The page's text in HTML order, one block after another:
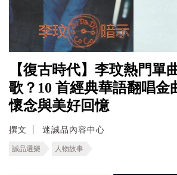
【復古時代】李玟熱門單
歌？10 首經典華語翻唱金
懷念與美好回憶
撰文 迷誠品內容中心
誠品選樂 人物故事